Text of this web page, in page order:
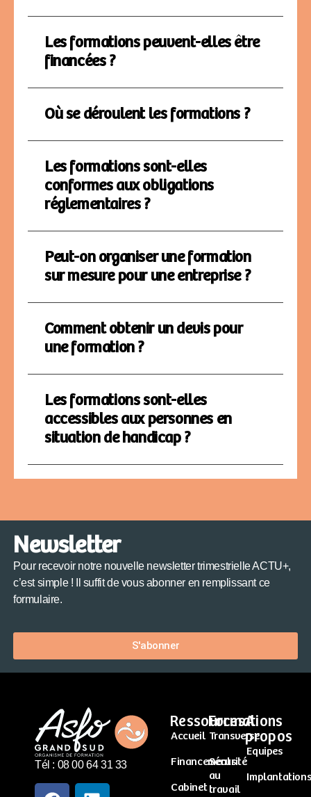
Les formations peuvent-elles être
financées ?
Où se déroulent les formations ?
Les formations sont-elles
conformes aux obligations
réglementaires ?
Peut-on organiser une formation
sur mesure pour une entreprise ?
Comment obtenir un devis pour
une formation ?
Les formations sont-elles
accessibles aux personnes en
situation de handicap ?
Newsletter
Pour recevoir notre nouvelle newsletter trimestrielle ACTU+,
c’est simple ! Il suffit de vous abonner en remplissant ce
formulaire.
S'abonner
Tél : 08 00 64 31 33
Ressources
Accueil
Financements
Cabinet
Formations
Transverse
Sécurité
au
travail
A
propos
Equipes
Implantations